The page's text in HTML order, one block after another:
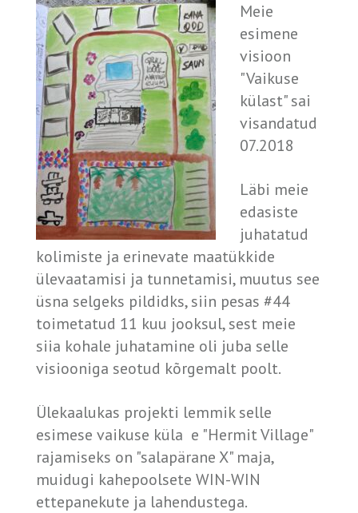
Meie
esimene
visioon
"Vaikuse
külast" sai
visandatud
07.2018
Läbi meie
edasiste
juhatatud
kolimiste ja erinevate maatükkide
ülevaatamisi ja tunnetamisi, muutus see
üsna selgeks pildidks, siin pesas #44
toimetatud 11 kuu jooksul, sest meie
siia kohale juhatamine oli juba selle
visiooniga seotud kõrgemalt poolt.
Ülekaalukas projekti lemmik selle
esimese vaikuse küla e "Hermit Village"
rajamiseks on "salapärane X" maja,
muidugi kahepoolsete WIN-WIN
ettepanekute ja lahendustega.